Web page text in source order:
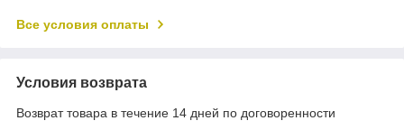
Все условия оплаты
Условия возврата
Возврат товара в течение 14 дней по договоренности